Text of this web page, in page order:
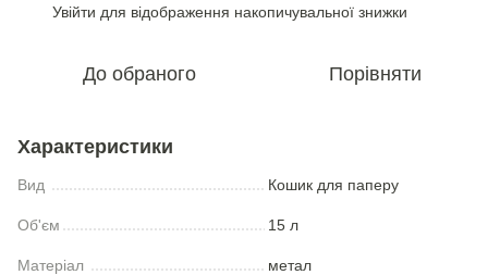
Увійти для відображення накопичувальної знижки
До обраного Порівняти
Характеристики
Вид Кошик для паперу
Об'єм 15 л
Матеріал метал